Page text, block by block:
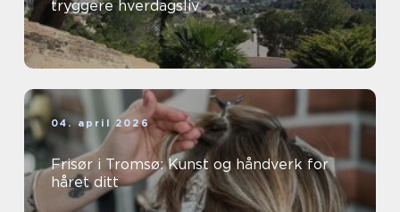
tryggere hverdagsliv
04. april 2026
Frisør i Tromsø: Kunst og håndverk for
håret ditt